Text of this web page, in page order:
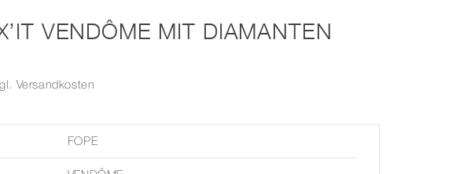
VENDÔME MIT DIAMANTEN
Versandkosten
FOPE